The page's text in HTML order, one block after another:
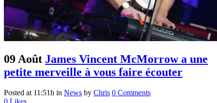
09 Août James Vincent McMorrow a une
petite merveille à vous faire écouter
Posted at 11:51h in News by Chris 0 Comments
0 Likes